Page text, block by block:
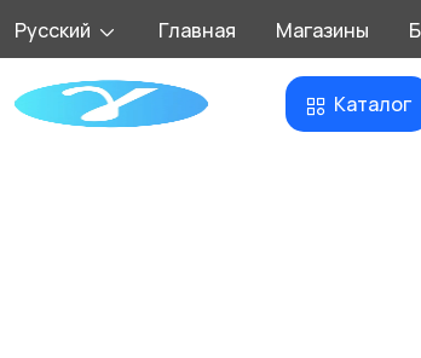
Русский Главная Магазины
Каталог